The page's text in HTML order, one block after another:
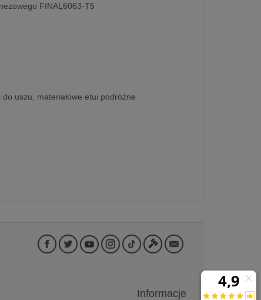
FINAL6063-T5
uszu, materiałowe etui podróżne
Informacje